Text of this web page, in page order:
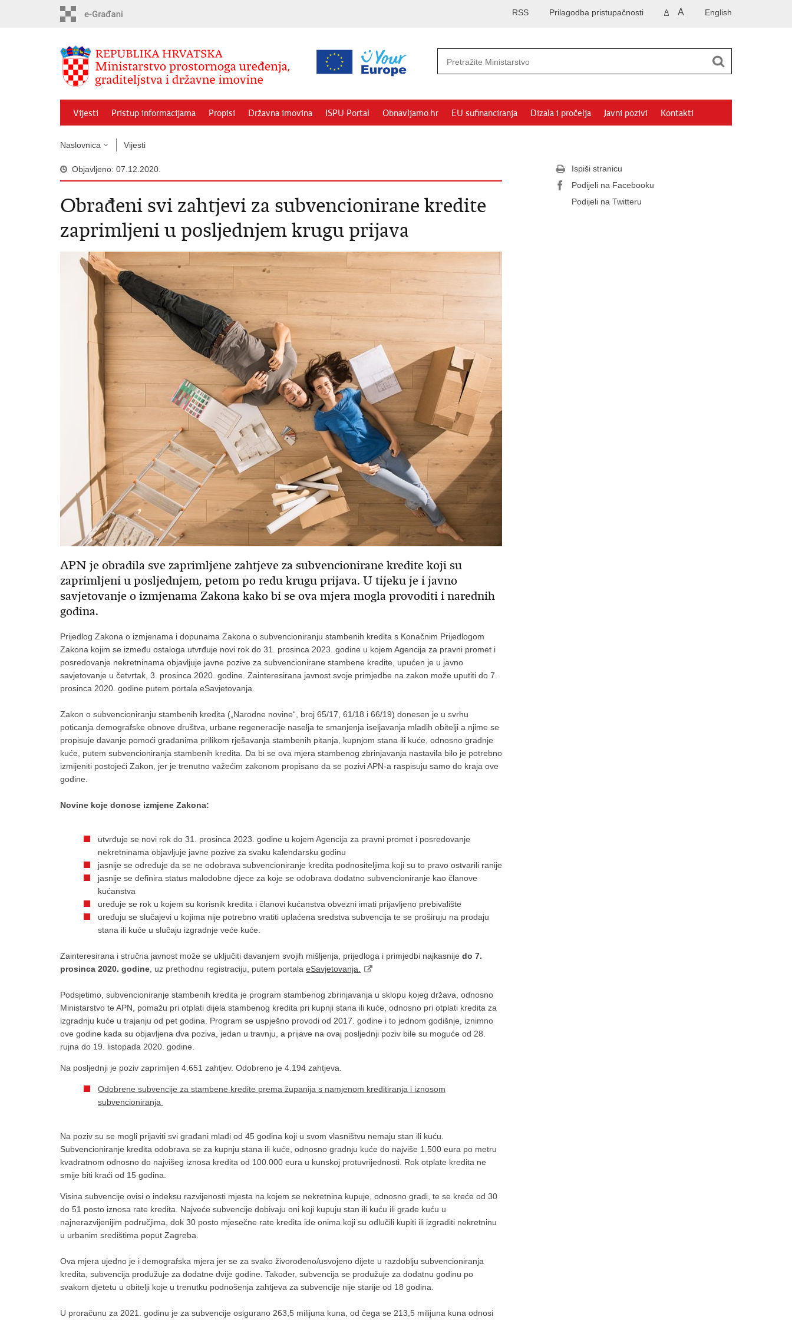
English
A A
Prilagodba pristupačnosti
RSS
Vijesti Pristup informacijama Propisi Državna imovina ISPU Portal Obnavljamo.hr EU sufinanciranja Dizala i pročelja Javni pozivi Kontakti
Naslovnica Vijesti
Objavljeno: 07.12.2020.
Obrađeni svi zahtjevi za subvencionirane kredite
zaprimljeni u posljednjem krugu prijava
APN je obradila sve zaprimljene zahtjeve za subvencionirane kredite koji su
zaprimljeni u posljednjem, petom po redu krugu prijava. U tijeku je i javno
savjetovanje o izmjenama Zakona kako bi se ova mjera mogla provoditi i narednih
godina.
Prijedlog Zakona o izmjenama i dopunama Zakona o subvencioniranju stambenih kredita s Konačnim Prijedlogom
Zakona kojim se između ostaloga utvrđuje novi rok do 31. prosinca 2023. godine u kojem Agencija za pravni promet i
posredovanje nekretninama objavljuje javne pozive za subvencionirane stambene kredite, upućen je u javno
savjetovanje u četvrtak, 3. prosinca 2020. godine. Zainteresirana javnost svoje primjedbe na zakon može uputiti do 7.
prosinca 2020. godine putem portala eSavjetovanja.
Zakon o subvencioniranju stambenih kredita („Narodne novine“, broj 65/17, 61/18 i 66/19) donesen je u svrhu
poticanja demografske obnove društva, urbane regeneracije naselja te smanjenja iseljavanja mladih obitelji a njime se
propisuje davanje pomoći građanima prilikom rješavanja stambenih pitanja, kupnjom stana ili kuće, odnosno gradnje
kuće, putem subvencioniranja stambenih kredita. Da bi se ova mjera stambenog zbrinjavanja nastavila bilo je potrebno
izmijeniti postojeći Zakon, jer je trenutno važećim zakonom propisano da se pozivi APN-a raspisuju samo do kraja ove
godine.
Novine koje donose izmjene Zakona:
utvrđuje se novi rok do 31. prosinca 2023. godine u kojem Agencija za pravni promet i posredovanje
nekretninama objavljuje javne pozive za svaku kalendarsku godinu
jasnije se određuje da se ne odobrava subvencioniranje kredita podnositeljima koji su to pravo ostvarili ranije
jasnije se definira status malodobne djece za koje se odobrava dodatno subvencioniranje kao članove
kućanstva
uređuje se rok u kojem su korisnik kredita i članovi kućanstva obvezni imati prijavljeno prebivalište
uređuju se slučajevi u kojima nije potrebno vratiti uplaćena sredstva subvencija te se proširuju na prodaju
stana ili kuće u slučaju izgradnje veće kuće.
Zainteresirana i stručna javnost može se uključiti davanjem svojih mišljenja, prijedloga i primjedbi najkasnije do 7.
prosinca 2020. godine , uz prethodnu registraciju, putem portala eSavjetovanja.
Podsjetimo, subvencioniranje stambenih kredita je program stambenog zbrinjavanja u sklopu kojeg država, odnosno
Ministarstvo te APN, pomažu pri otplati dijela stambenog kredita pri kupnji stana ili kuće, odnosno pri otplati kredita za
izgradnju kuće u trajanju od pet godina. Program se uspješno provodi od 2017. godine i to jednom godišnje, iznimno
ove godine kada su objavljena dva poziva, jedan u travnju, a prijave na ovaj posljednji poziv bile su moguće od 28.
rujna do 19. listopada 2020. godine.
Na posljednji je poziv zaprimljen 4.651 zahtjev. Odobreno je 4.194 zahtjeva.
Odobrene subvencije za stambene kredite prema županija s namjenom kreditiranja i iznosom
subvencioniranja
Na poziv su se mogli prijaviti svi građani mlađi od 45 godina koji u svom vlasništvu nemaju stan ili kuću.
Subvencioniranje kredita odobrava se za kupnju stana ili kuće, odnosno gradnju kuće do najviše 1.500 eura po metru
kvadratnom odnosno do najvišeg iznosa kredita od 100.000 eura u kunskoj protuvrijednosti. Rok otplate kredita ne
smije biti kraći od 15 godina.
Visina subvencije ovisi o indeksu razvijenosti mjesta na kojem se nekretnina kupuje, odnosno gradi, te se kreće od 30
do 51 posto iznosa rate kredita. Najveće subvencije dobivaju oni koji kupuju stan ili kuću ili grade kuću u
najnerazvijenijim područjima, dok 30 posto mjesečne rate kredita ide onima koji su odlučili kupiti ili izgraditi nekretninu
u urbanim središtima poput Zagreba.
Ova mjera ujedno je i demografska mjera jer se za svako živorođeno/usvojeno dijete u razdoblju subvencioniranja
kredita, subvencija produžuje za dodatne dvije godine. Također, subvencija se produžuje za dodatnu godinu po
svakom djetetu u obitelji koje u trenutku podnošenja zahtjeva za subvencije nije starije od 18 godina.
U proračunu za 2021. godinu je za subvencije osigurano 263,5 milijuna kuna, od čega se 213,5 milijuna kuna odnosi
Ispiši stranicu
Podijeli na Facebooku
Podijeli na Twitteru